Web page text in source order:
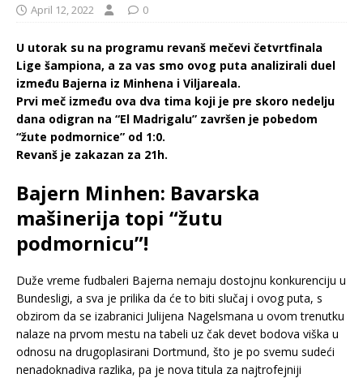
April 12, 2022 0
U utorak su na programu revanš mečevi četvrtfinala
Lige šampiona, a za vas smo ovog puta analizirali duel
između Bajerna iz Minhena i Viljareala.
Prvi meč između ova dva tima koji je pre skoro nedelju
dana odigran na “El Madrigalu” završen je pobedom
“žute podmornice” od 1:0.
Revanš je zakazan za 21h.
Bajern Minhen: Bavarska
mašinerija topi “žutu
podmornicu”!
Duže vreme fudbaleri Bajerna nemaju dostojnu konkurenciju u
Bundesligi, a sva je prilika da će to biti slučaj i ovog puta, s
obzirom da se izabranici Julijena Nagelsmana u ovom trenutku
nalaze na prvom mestu na tabeli uz čak devet bodova viška u
odnosu na drugoplasirani Dortmund, što je po svemu sudeći
nenadoknadiva razlika, pa je nova titula za najtrofejniji